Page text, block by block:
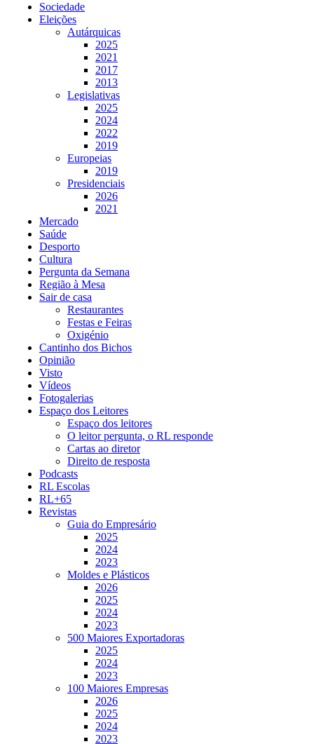
Sociedade
Eleições
Autárquicas
2025
2021
2017
2013
Legislativas
2025
2024
2022
2019
Europeias
2019
Presidenciais
2026
2021
Mercado
Saúde
Desporto
Cultura
Pergunta da Semana
Região à Mesa
Sair de casa
Restaurantes
Festas e Feiras
Oxigénio
Cantinho dos Bichos
Opinião
Visto
Vídeos
Fotogalerias
Espaço dos Leitores
Espaço dos leitores
O leitor pergunta, o RL responde
Cartas ao diretor
Direito de resposta
Podcasts
RL Escolas
RL+65
Revistas
Guia do Empresário
2025
2024
2023
Moldes e Plásticos
2026
2025
2024
2023
500 Maiores Exportadoras
2025
2024
2023
100 Maiores Empresas
2026
2025
2024
2023